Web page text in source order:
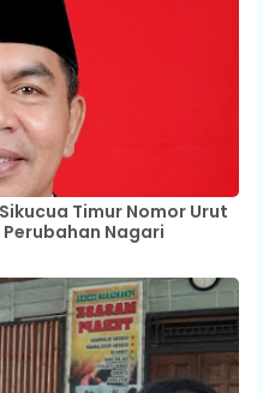
Timur Nomor Urut
Nagari